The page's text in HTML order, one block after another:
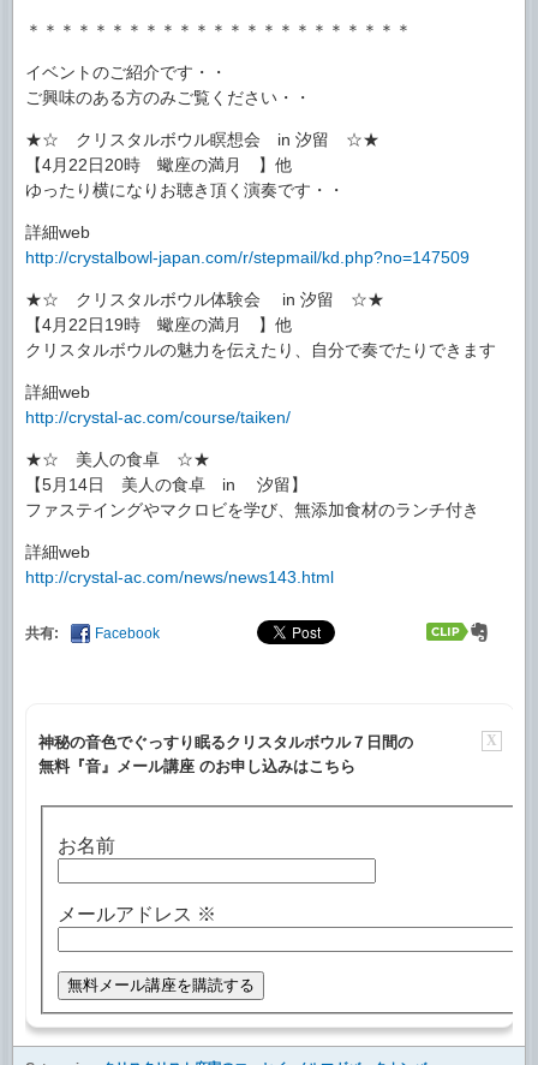
＊＊＊＊＊＊＊＊＊＊＊＊＊＊＊＊＊＊＊＊＊＊＊
イベントのご紹介です・・
ご興味のある方のみご覧ください・・
★☆ クリスタルボウル瞑想会 in 汐留 ☆★
【4月22日20時 蠍座の満月 】他
ゆったり横になりお聴き頂く演奏です・・
詳細web
http://crystalbowl-japan.com/r/stepmail/kd.php?no=147509
★☆ クリスタルボウル体験会 in 汐留 ☆★
【4月22日19時 蠍座の満月 】他
クリスタルボウルの魅力を伝えたり、自分で奏でたりできます
詳細web
http://crystal-ac.com/course/taiken/
★☆ 美人の食卓 ☆★
【5月14日 美人の食卓 in 汐留】
ファステイングやマクロビを学び、無添加食材のランチ付き
詳細web
http://crystal-ac.com/news/news143.html
共有: Facebook
X
神秘の音色でぐっすり眠るクリスタルボウル７日間の
無料『音』メール講座 のお申し込みはこちら
お名前
メールアドレス ※